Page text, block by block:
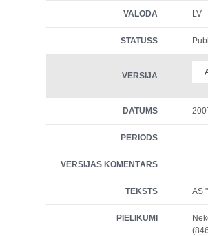
VALODA LV
STATUSS
VERSIJA
DATUMS
PERIODS
VERSIJAS KOMENTĀRS
TEKSTS AS
PIELIKUMI